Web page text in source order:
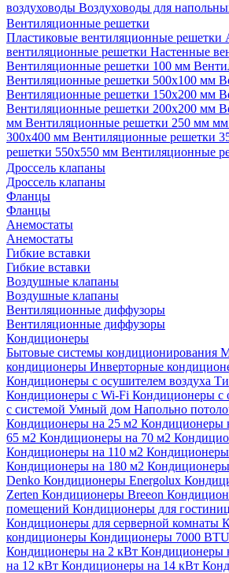
воздуховоды Воздуховоды для
Вентиляционные решетки
Пластиковые вентиляционные решетки
вентиляционные решетки Настенные
Вентиляционные решетки 100 мм
Вентиляционные решетки 500х100 мм
Вентиляционные решетки 150х200 мм
Вентиляционные решетки 200х200 мм
мм Вентиляционные решетки 250 мм мм
300х400 мм Вентиляционные решетки
решетки 550х550 мм Вентиляционные
Дроссель клапаны
Дроссель клапаны
Фланцы
Фланцы
Анемостаты
Анемостаты
Гибкие вставки
Гибкие вставки
Воздушные клапаны
Воздушные клапаны
Вентиляционные диффузоры
Вентиляционные диффузоры
Кондиционеры
Бытовые системы кондиционирования
кондиционеры Инверторные
Кондиционеры с осушителем воздуха
Кондиционеры с Wi-Fi Кондиционеры с
с системой Умный дом Напольно
Кондиционеры на 25 м2 Кондиционеры
65 м2 Кондиционеры на 70 м2
Кондиционеры на 110 м2
Кондиционеры на 180 м2
Denko Кондиционеры Energolux
Zerten Кондиционеры Breeon
помещений Кондиционеры для
Кондиционеры для серверной комнаты
кондиционеры Кондиционеры 7000 BTU
Кондиционеры на 2 кВт Кондиционеры
на 12 кВт Кондиционеры на 14 кВт